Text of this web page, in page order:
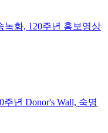
녹화, 120주년 홍보영상
주년 Donor's Wall, 숙명